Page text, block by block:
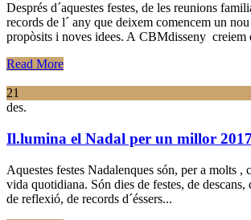
Després d´aquestes festes, de les reunions
records de l´ any que deixem comencem un
propòsits i noves idees. A CBMdisseny creiem
Read More
21
des.
Il.lumina el Nadal per un millor 2017
Aquestes festes Nadalenques són, per a molts ,
vida quotidiana. Són dies de festes, de descans,
de reflexió, de records d´éssers...